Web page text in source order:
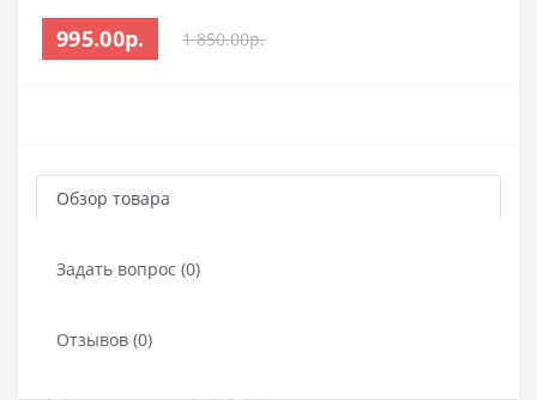
995.00р. 1 850.00р.
Обзор товара
Задать вопрос (0)
Отзывов (0)